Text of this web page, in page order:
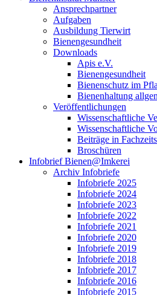
Ansprechpartner
Aufgaben
Ausbildung Tierwirt
Bienengesundheit
Downloads
Apis e.V.
Bienengesundheit
Bienenschutz im
Bienenhaltung
Veröffentlichungen
Wissenschaftliche
Wissenschaftliche
Beiträge in
Broschüren
Infobrief Bienen@Imkerei
Archiv Infobriefe
Infobriefe 2025
Infobriefe 2024
Infobriefe 2023
Infobriefe 2022
Infobriefe 2021
Infobriefe 2020
Infobriefe 2019
Infobriefe 2018
Infobriefe 2017
Infobriefe 2016
Infobriefe 2015